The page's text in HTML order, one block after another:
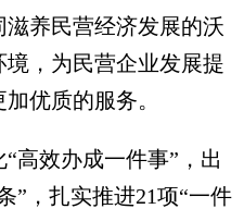
养民营经济发展的沃
，为民营企业发展提
优质的服务。
效办成一件事”，出
”，扎实推进21项“一件